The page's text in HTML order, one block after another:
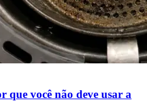
que você não deve usar a